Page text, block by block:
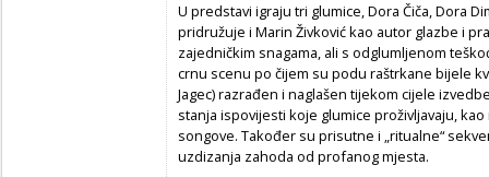
U predstavi igraju tri glumice, Dora Čiča, Dora
pridružuje i Marin Živković kao autor glazbe i
zajedničkim snagama, ali s odglumljenom
crnu scenu po čijem su podu raštrkane bijele
Jagec) razrađen i naglašen tijekom cijele
stanja ispovijesti koje glumice proživljavaju,
songove. Također su prisutne i „ritualne“
uzdizanja zahoda od profanog mjesta.